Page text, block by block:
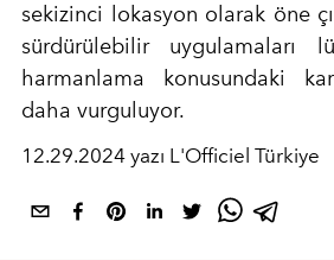
sekizinci lokasyon olarak öne
sürdürülebilir uygulamaları
harmanlama konusundaki
daha vurguluyor.
12.29.2024 yazı L'Officiel Türkiye